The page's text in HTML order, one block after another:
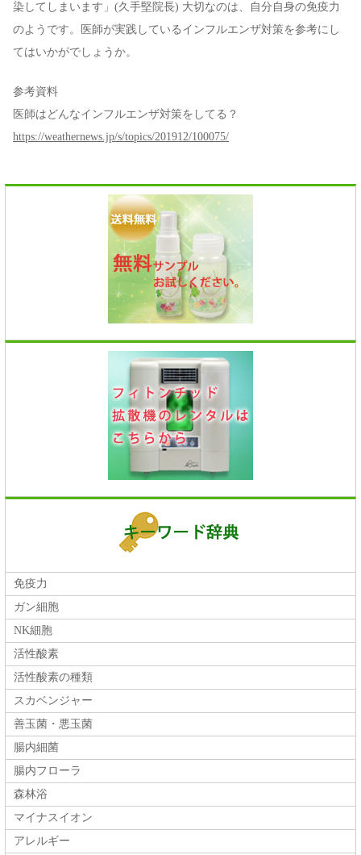
染してしまいます」(久手堅院長) 大切なのは、自分自身の免疫力
のようです。医師が実践しているインフルエンザ対策を参考にし
てはいかがでしょうか。
参考資料
医師はどんなインフルエンザ対策をしてる？
https://weathernews.jp/s/topics/201912/100075/
免疫力
ガン細胞
NK細胞
活性酸素
活性酸素の種類
スカベンジャー
善玉菌・悪玉菌
腸内細菌
腸内フローラ
森林浴
マイナスイオン
アレルギー